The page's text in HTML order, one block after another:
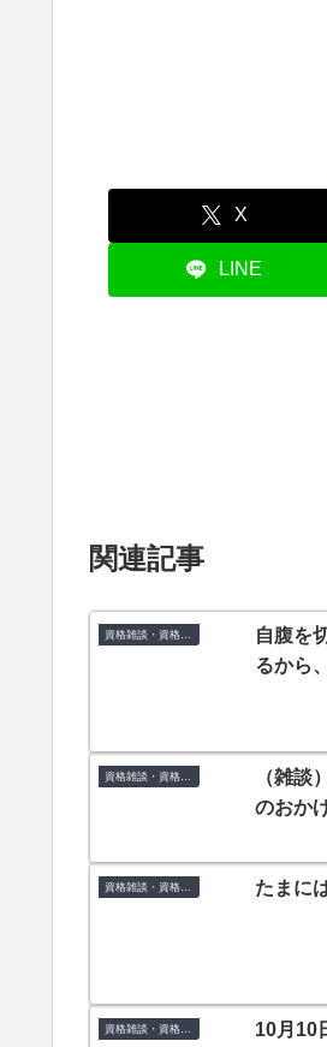
X
LINE
関連記事
資格雑談・資格コラム
自腹を
るから
（雑談
のおか
資格雑談・資格コラム たまに
10月10